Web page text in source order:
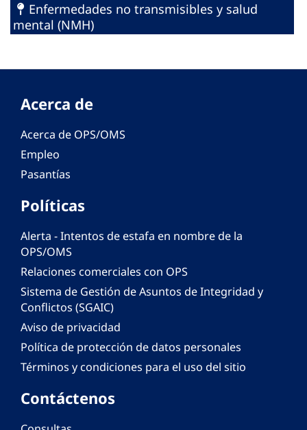
Enfermedades no transmisibles y salud
mental (NMH)
Acerca de
Acerca de OPS/OMS
Empleo
Pasantías
Políticas
Alerta - Intentos de estafa en nombre de la
OPS/OMS
Relaciones comerciales con OPS
Sistema de Gestión de Asuntos de Integridad y
Conflictos (SGAIC)
Aviso de privacidad
Política de protección de datos personales
Términos y condiciones para el uso del sitio
Contáctenos